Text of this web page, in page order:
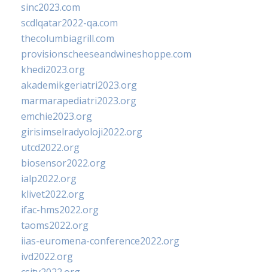
sinc2023.com
scdlqatar2022-qa.com
thecolumbiagrill.com
provisionscheeseandwineshoppe.com
khedi2023.org
akademikgeriatri2023.org
marmarapediatri2023.org
emchie2023.org
girisimselradyoloji2022.org
utcd2022.org
biosensor2022.org
ialp2022.org
klivet2022.org
ifac-hms2022.org
taoms2022.org
iias-euromena-conference2022.org
ivd2022.org